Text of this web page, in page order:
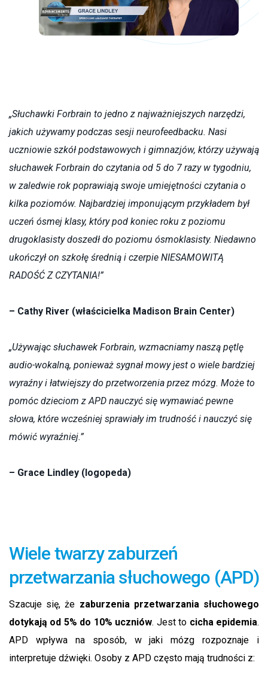
„Słuchawki Forbrain to jedno z najważniejszych narzędzi,
jakich używamy podczas sesji neurofeedbacku. Nasi
uczniowie szkół podstawowych i gimnazjów, którzy używają
słuchawek Forbrain do czytania od 5 do 7 razy w tygodniu,
w zaledwie rok poprawiają swoje umiejętności czytania o
kilka poziomów. Najbardziej imponującym przykładem był
uczeń ósmej klasy, który pod koniec roku z poziomu
drugoklasisty doszedł do poziomu ósmoklasisty. Niedawno
ukończył on szkołę średnią i czerpie NIESAMOWITĄ
RADOŚĆ Z CZYTANIA!”
– Cathy River (właścicielka Madison Brain Center)
„Używając słuchawek Forbrain, wzmacniamy naszą pętlę
audio-wokalną, ponieważ sygnał mowy jest o wiele bardziej
wyraźny i łatwiejszy do przetworzenia przez mózg. Może to
pomóc dzieciom z APD nauczyć się wymawiać pewne
słowa, które wcześniej sprawiały im trudność i nauczyć się
mówić wyraźniej.”
– Grace Lindley (logopeda)
Wiele twarzy zaburzeń
przetwarzania słuchowego (APD)
Szacuje się, że zaburzenia przetwarzania słuchowego
dotykają od 5% do 10% uczniów. Jest to cicha epidemia.
APD wpływa na sposób, w jaki mózg rozpoznaje i
interpretuje dźwięki. Osoby z APD często mają trudności z: